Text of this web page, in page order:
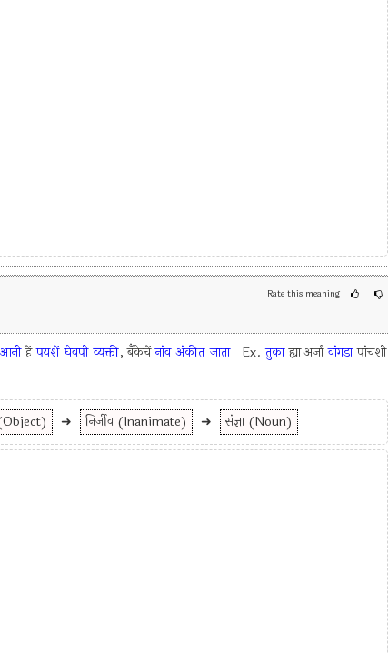
Rate this meaning
आनीहेंपयशें घेवपी व्यक्ती, बॅंकेचेंनांव अंकीत जाताEx. तुकाह्या अर्जावांगडापांचशी
➜ निर्जीव (Inanimate) ➜ संज्ञा (Noun)